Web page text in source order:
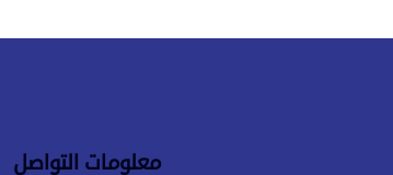
معلومات التواصل